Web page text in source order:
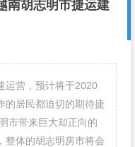
南胡志明市捷运建
运营，预计将于2020
的居民都迫切的期待捷
市带来巨大却正向的
整体的胡志明房市将会